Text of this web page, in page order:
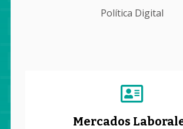
Política Digital
Mercados